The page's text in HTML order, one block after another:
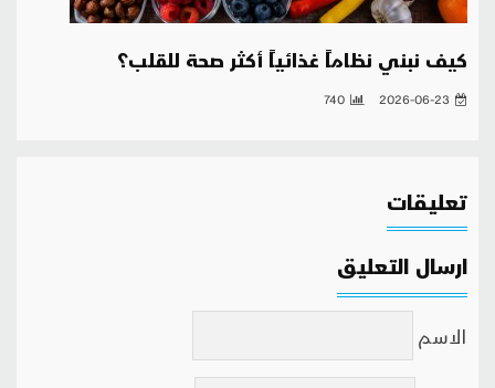
كيف نبني نظاماً غذائياً أكثر صحة للقلب؟
2026-06-23
740
تعليقات
ارسال التعليق
الاسم